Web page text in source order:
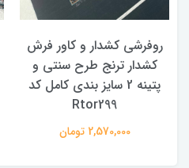
روفرشی کشدار و کاور فرش
کشدار ترنج طرح سنتی و
پتینه 2 سایز بندی کامل کد
Rtor299
2,570,000 تومان